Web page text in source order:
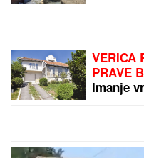
VERICA
PRAVE
Imanje